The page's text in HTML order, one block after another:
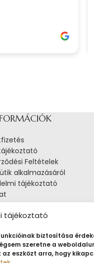
tájékoztató
biztosítása
szeretne a
eszközt arra, hogy
Feltételek
alkalmazásáról
tájékoztató